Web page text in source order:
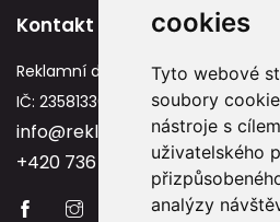
cookies
Tyto webové
soubory
nástroje s
uživatelského
analýzy
Kontakt
Reklamní dárky
IČ: 23581336
info@reklamnidarky.cz
+420 736 787 715